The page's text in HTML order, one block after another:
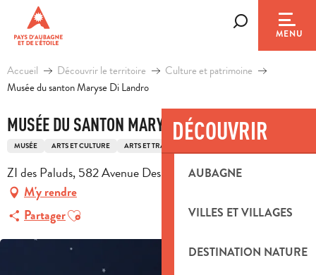
contenu
principal
MENU
DÉCOUVRIR
AUBAGNE
VILLES ET VILLAGES
DESTINATION NATURE
Accueil Découvrir le territoire
Culture et patrimoine
Musée du santon Maryse Di Landro
MUSÉE DU SANTON MARYSE DI LANDRO
MUSÉE ARTS ET CULTURE ARTS ET TRADITIONS POPULAIRES
ZI des Paluds, 582 Avenue Des Paluds, 13400 Aubagne
M'y rendre
PartagerAjouter aux favoris